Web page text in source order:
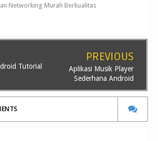
Networking Murah Berkualitas
Tutorial
PREVIOUS
Aplikasi Musik Player
Sederhana Android